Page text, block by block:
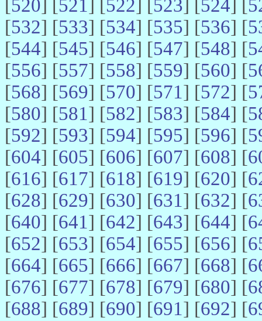
[520] [521] [522] [523] [524] [
[532] [533] [534] [535] [536] [
[544] [545] [546] [547] [548] [
[556] [557] [558] [559] [560] [
[568] [569] [570] [571] [572] [
[580] [581] [582] [583] [584] [
[592] [593] [594] [595] [596] [
[604] [605] [606] [607] [608] [
[616] [617] [618] [619] [620] [
[628] [629] [630] [631] [632] [
[640] [641] [642] [643] [644] [
[652] [653] [654] [655] [656] [
[664] [665] [666] [667] [668] [
[676] [677] [678] [679] [680] [
[688] [689] [690] [691] [692] [